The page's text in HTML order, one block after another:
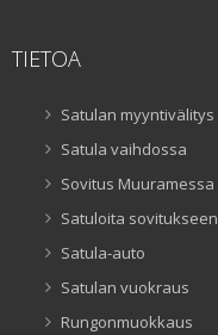
TIETOA
Satulan myyntivälitys
Satula vaihdossa
Sovitus Muuramessa
Satuloita sovitukseen
Satula-auto
Satulan vuokraus
Rungonmuokkaus